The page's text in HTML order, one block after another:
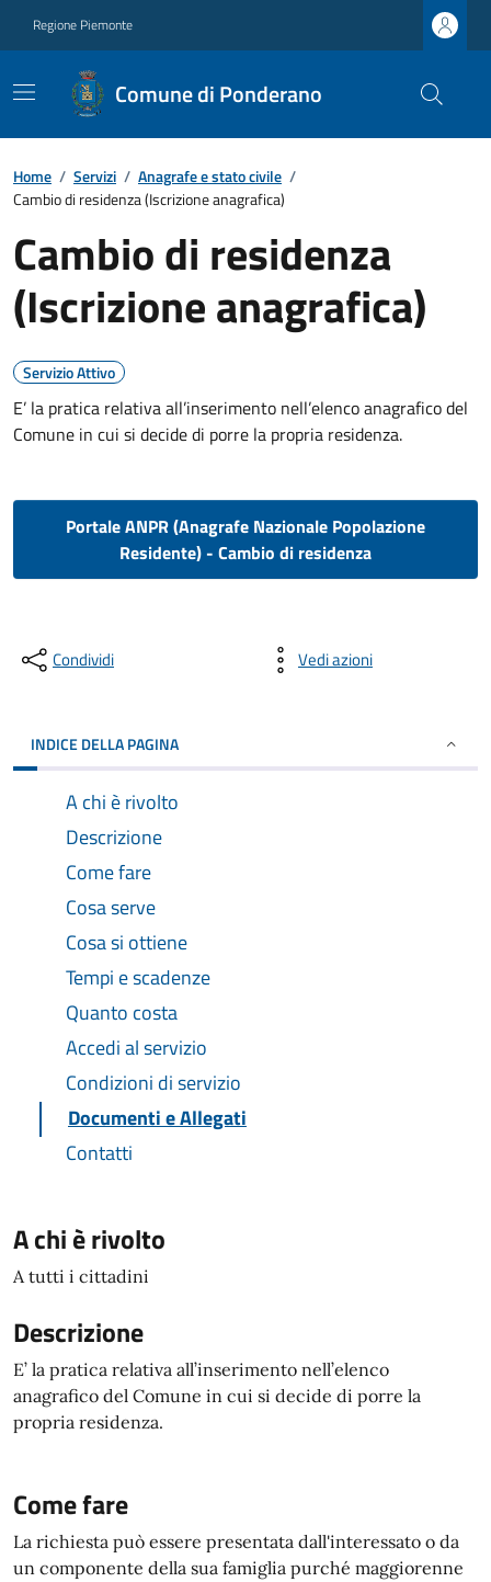
Regione Piemonte
Comune di Ponderano
Home / Servizi / Anagrafe e stato civile /
Cambio di residenza (Iscrizione anagrafica)
Cambio di residenza
(Iscrizione anagrafica)
Servizio Attivo
E’ la pratica relativa all’inserimento nell’elenco anagrafico del
Comune in cui si decide di porre la propria residenza.
Portale ANPR (Anagrafe Nazionale Popolazione
Residente) - Cambio di residenza
Condividi Vedi azioni
INDICE DELLA PAGINA
A chi è rivolto
Descrizione
Come fare
Cosa serve
Cosa si ottiene
Tempi e scadenze
Quanto costa
Accedi al servizio
Condizioni di servizio
Documenti e Allegati
Contatti
A chi è rivolto
A tutti i cittadini
Descrizione
E’ la pratica relativa all’inserimento nell’elenco
anagrafico del Comune in cui si decide di porre la
propria residenza.
Come fare
La richiesta può essere presentata dall'interessato o da
un componente della sua famiglia purché maggiorenne